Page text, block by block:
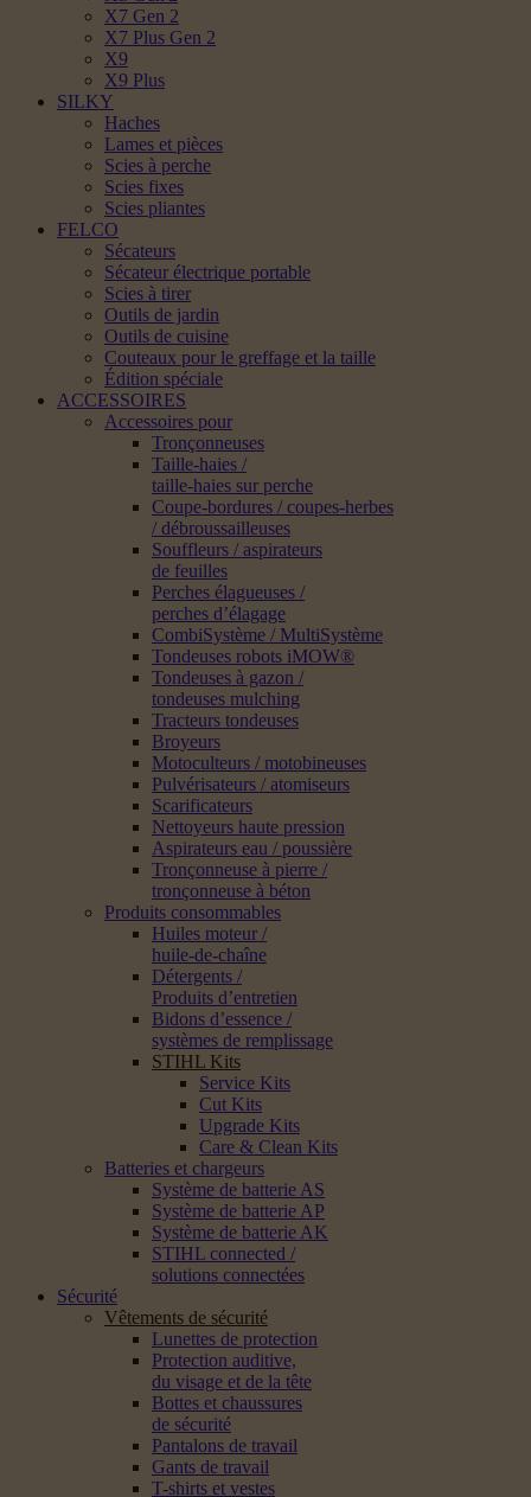
X7 Gen 2
X7 Plus Gen 2
X9
X9 Plus
SILKY
Haches
Lames et pièces
Scies à perche
Scies fixes
Scies pliantes
FELCO
Sécateurs
Sécateur électrique portable
Scies à tirer
Outils de jardin
Outils de cuisine
Couteaux pour le greffage et la taille
Édition spéciale
ACCESSOIRES
Accessoires pour
Tronçonneuses
Taille-haies /
taille-haies sur perche
Coupe-bordures / coupes-herbes
/ débroussailleuses
Souffleurs / aspirateurs
de feuilles
Perches élagueuses /
perches d’élagage
CombiSystème / MultiSystème
Tondeuses robots iMOW®
Tondeuses à gazon /
tondeuses mulching
Tracteurs tondeuses
Broyeurs
Motoculteurs / motobineuses
Pulvérisateurs / atomiseurs
Scarificateurs
Nettoyeurs haute pression
Aspirateurs eau / poussière
Tronçonneuse à pierre /
tronçonneuse à béton
Produits consommables
Huiles moteur /
huile-de-chaîne
Détergents /
Produits d’entretien
Bidons d’essence /
systèmes de remplissage
STIHL Kits
Service Kits
Cut Kits
Upgrade Kits
Care & Clean Kits
Batteries et chargeurs
Système de batterie AS
Système de batterie AP
Système de batterie AK
STIHL connected /
solutions connectées
Sécurité
Vêtements de sécurité
Lunettes de protection
Protection auditive,
du visage et de la tête
Bottes et chaussures
de sécurité
Pantalons de travail
Gants de travail
T-shirts et vestes